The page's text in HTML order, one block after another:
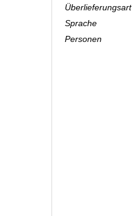
Überlieferungsart
Sprache
Personen